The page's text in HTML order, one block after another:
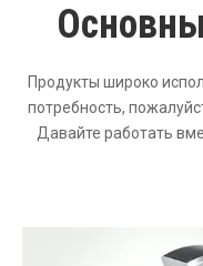
Продукты широко
потребность,
Давайте работать